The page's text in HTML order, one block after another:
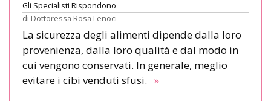
Gli Specialisti Rispondono
di Dottoressa Rosa Lenoci
La sicurezza degli alimenti dipende dalla loro
provenienza, dalla loro qualità e dal modo in
cui vengono conservati. In generale, meglio
evitare i cibi venduti sfusi. »